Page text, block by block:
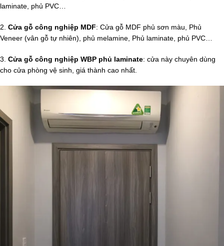
laminate, phủ PVC…
2. Cửa gỗ công nghiệp MDF: Cửa gỗ MDF phủ sơn màu, Phủ
Veneer (vân gỗ tự nhiên), phủ melamine, Phủ laminate, phủ PVC…
3. Cửa gỗ công nghiệp WBP phủ laminate: cửa này chuyên dùng
cho cửa phòng vệ sinh, giá thành cao nhất.